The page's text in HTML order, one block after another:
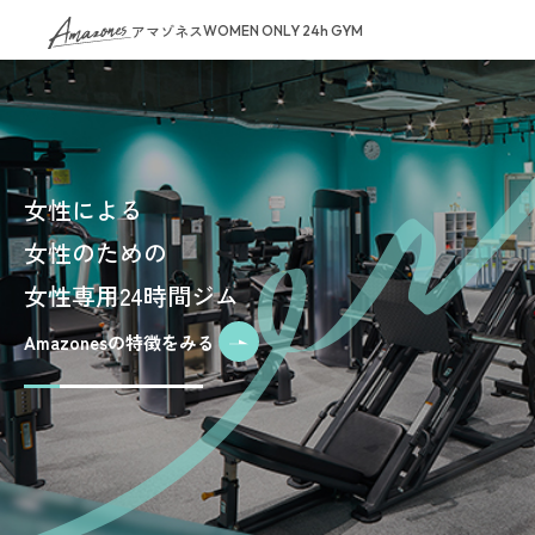
アマゾネスWOMEN ONLY 24h GYM
女性による
女性のための
女性専用24時間ジム
Amazonesの特徴をみる